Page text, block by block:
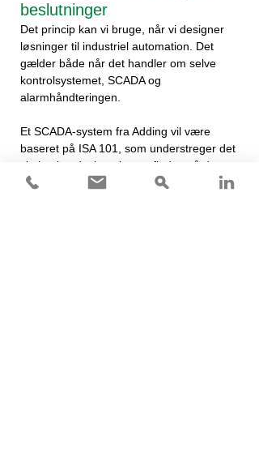
beslutninger
Det princip kan vi bruge, når vi designer
løsninger til industriel automation. Det
gælder både når det handler om selve
kontrolsystemet, SCADA og
alarmhåndteringen.
Et SCADA-system fra Adding vil være
baseret på ISA 101, som understreger det
vigtige i at designe brugerflader, så de er
intuitive og brugervenlige.